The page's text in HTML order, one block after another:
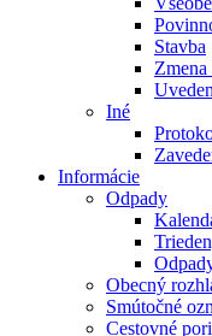
Stavba
Iné
Informácie
Odpady
Obecný
Smútočné
Cestovné